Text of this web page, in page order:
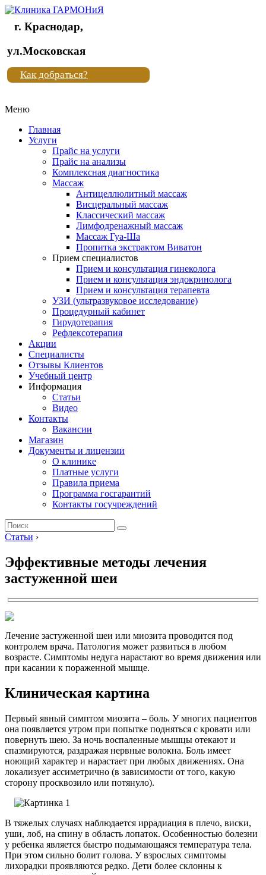
Клиника
"Новая
жизнь"
Клиника
жизнь"
г. Краснодар,
ул.Московская
Как добраться?
Меню
Главная
Услуги
Прайс на услуги
Прайс на анализы
Комплексная диагностика
Массаж
Антицеллюлитный массаж
Висцеральный массаж
Классический массаж
Лимфодренажный массаж
Массаж Гуа-Ша
Пропитка экстрактом Виватон
Прием специалистов
Прием и консультация гинеколога
Прием и консультация эндокринолога
Прием и консультация терапевта
УЗИ (ультразвуковое исследование)
Процедурный кабинет
Гирудотерапия
Рефлексотерапия
Акции
Специалисты
Отзывы Клиентов
Учебный центр
Информация
Статьи
Видео
Контакты
Вакансии
Магазин
Документы и лицензии
О клинике
Платные услуги
Правила приема
Программа госгарантий
Контакты госучреждений
Статьи ›
Эффективные методы лечения
застуженной шеи
Лечение застуженной шеи или миозита проводится под
контролем врача. Патология может развиться в любом
возрасте. Симптомы недуга нарастают во время движения или
при касании к пораженной мышце.
Клиническая картина
Первый явный симптом миозита – боль. У многих пациентов
она появляется утром при попытке подняться с кровати или
повернуть шею. За ночь воспаленные мышцы отекают и
спазмируются, раздражая нервные волокна. Боль имеет
ноющий характер и нарастает при любых движениях. Она
локализует ассиметрично (в зависимости от того, какую
сторону просквозило или потянуло).
В тяжелых случаях наблюдается иррадиация в плечо, виски,
уши, лоб, на спину в область лопаток. Особенностью болезни
у ребенка является быстро подымающаяся температура тела.
При этом сильно болит голова. У взрослых симптомы
лихорадки проявляются редко. Дети более склонны к